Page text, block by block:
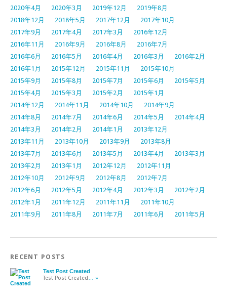
2020年4月
2020年3月 2019年12月
2019年8月
2018年12月
2018年5月 2017年12月
2017年10月
2017年9月
2017年4月 2017年3月
2016年12月
2016年11月
2016年9月 2016年8月
2016年7月
2016年6月
2016年5月 2016年4月 2016年3月
2016年2月
2016年1月
2015年12月 2015年11月
2015年10月
2015年9月
2015年8月 2015年7月 2015年6月
2015年5月
2015年4月
2015年3月 2015年2月
2015年1月
2014年12月
2014年11月 2014年10月
2014年9月
2014年8月
2014年7月 2014年6月 2014年5月
2014年4月
2014年3月
2014年2月 2014年1月
2013年12月
2013年11月
2013年10月 2013年9月
2013年8月
2013年7月
2013年6月 2013年5月 2013年4月
2013年3月
2013年2月
2013年1月 2012年12月
2012年11月
2012年10月
2012年9月 2012年8月
2012年7月
2012年6月
2012年5月 2012年4月 2012年3月
2012年2月
2012年1月
2011年12月 2011年11月
2011年10月
2011年9月
2011年8月 2011年7月 2011年6月 2011年5月
RECENT POSTS
Test Post Created
Test Post Created … »